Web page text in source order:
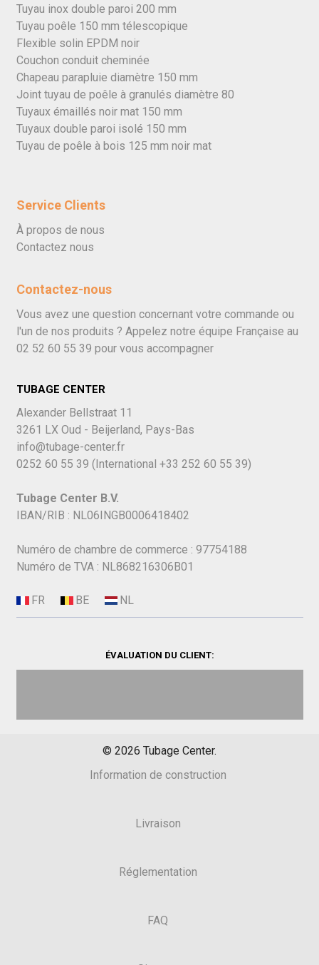
Tuyau inox double paroi 200 mm
Tuyau poêle 150 mm télescopique
Flexible solin EPDM noir
Couchon conduit cheminée
Chapeau parapluie diamètre 150 mm
Joint tuyau de poêle à granulés diamètre 80
Tuyaux émaillés noir mat 150 mm
Tuyaux double paroi isolé 150 mm
Tuyau de poêle à bois 125 mm noir mat
Service Clients
À propos de nous
Contactez nous
Contactez-nous
Vous avez une question concernant votre commande ou
l'un de nos produits ? Appelez notre équipe Française au
02 52 60 55 39 pour vous accompagner
TUBAGE CENTER
Alexander Bellstraat 11
3261 LX Oud - Beijerland, Pays-Bas
info@tubage-center.fr
0252 60 55 39 (International +33 252 60 55 39)
Tubage Center B.V.
IBAN/RIB : NL06INGB0006418402
Numéro de chambre de commerce : 97754188
Numéro de TVA : NL868216306B01
ÉVALUATION DU CLIENT:
© 2026 Tubage Center.
Information de construction
Livraison
Réglementation
FAQ